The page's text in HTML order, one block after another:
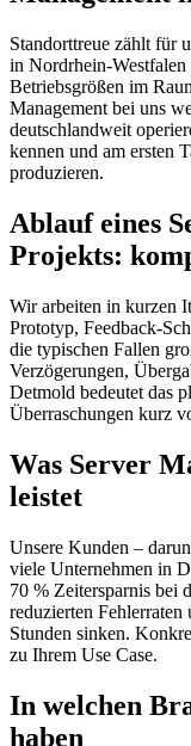
Standorttreue zählt für
in Nordrhein-
Betriebsgrößen im
Management bei uns
deutschlandweit
kennen und am ersten
produzieren.
Ablauf eines
Projekts:
Wir arbeiten in kurzen
Prototyp, Feedback-
die typischen Fallen
Verzögerungen,
Detmold bedeutet das
Überraschungen kurz
Was Server
leistet
Unsere Kunden –
viele Unternehmen in
70 % Zeitersparnis bei
reduzierten
Stunden sinken.
zu Ihrem Use Case.
In welchen
haben